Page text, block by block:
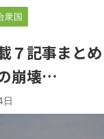
衆国
７記事まと
崩壊…
日